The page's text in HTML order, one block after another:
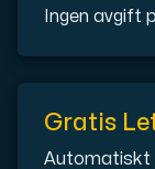
Bare Metal
Ingen avgift
Gratis
Automatiskt